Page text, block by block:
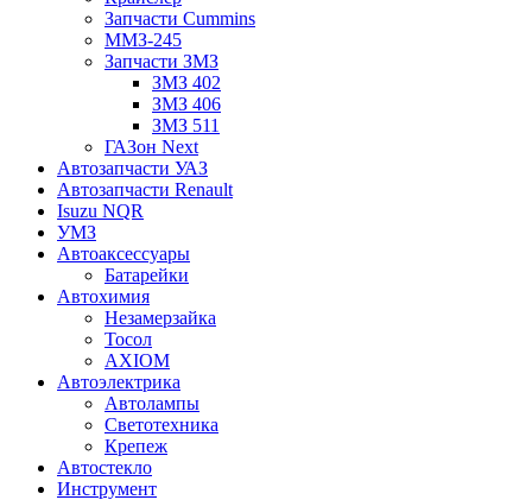
Запчасти Cummins
ММЗ-245
Запчасти ЗМЗ
ЗМЗ 402
ЗМЗ 406
ЗМЗ 511
ГАЗон Next
Автозапчасти УАЗ
Автозапчасти Renault
Isuzu NQR
УМЗ
Автоаксессуары
Батарейки
Автохимия
Незамерзайка
Тосол
AXIOM
Автоэлектрика
Автолампы
Светотехника
Крепеж
Автостекло
Инструмент